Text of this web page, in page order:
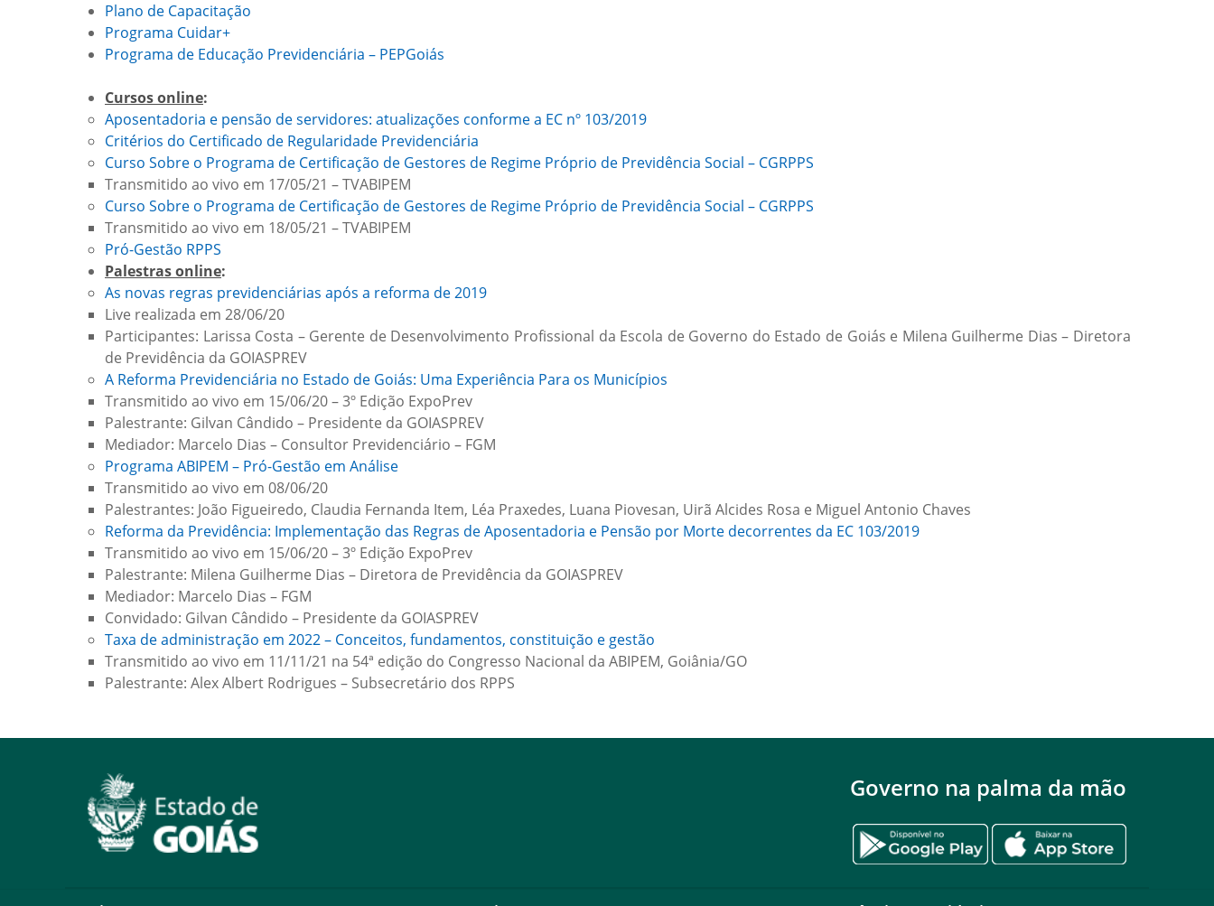
Plano de Capacitação
Programa Cuidar+
Programa de Educação Previdenciária – PEPGoiás
Cursos online:
Aposentadoria e pensão de servidores: atualizações conforme a EC nº 103/2019
Critérios do Certificado de Regularidade Previdenciária
Curso Sobre o Programa de Certificação de Gestores de Regime Próprio de Previdência Social – CGRPPS
Transmitido ao vivo em 17/05/21 – TVABIPEM
Curso Sobre o Programa de Certificação de Gestores de Regime Próprio de Previdência Social – CGRPPS
Transmitido ao vivo em 18/05/21 – TVABIPEM
Pró-Gestão RPPS
Palestras online:
As novas regras previdenciárias após a reforma de 2019
Live realizada em 28/06/20
Participantes: Larissa Costa – Gerente de Desenvolvimento Profissional da Escola de Governo do Estado de Goiás e Milena Guilherme Dias – Diretora
de Previdência da GOIASPREV
A Reforma Previdenciária no Estado de Goiás: Uma Experiência Para os Municípios
Transmitido ao vivo em 15/06/20 – 3º Edição ExpoPrev
Palestrante: Gilvan Cândido – Presidente da GOIASPREV
Mediador: Marcelo Dias – Consultor Previdenciário – FGM
Programa ABIPEM – Pró-Gestão em Análise
Transmitido ao vivo em 08/06/20
Palestrantes: João Figueiredo, Claudia Fernanda Item, Léa Praxedes, Luana Piovesan, Uirã Alcides Rosa e Miguel Antonio Chaves
Reforma da Previdência: Implementação das Regras de Aposentadoria e Pensão por Morte decorrentes da EC 103/2019
Transmitido ao vivo em 15/06/20 – 3º Edição ExpoPrev
Palestrante: Milena Guilherme Dias – Diretora de Previdência da GOIASPREV
Mediador: Marcelo Dias – FGM
Convidado: Gilvan Cândido – Presidente da GOIASPREV
Taxa de administração em 2022 – Conceitos, fundamentos, constituição e gestão
Transmitido ao vivo em 11/11/21 na 54ª edição do Congresso Nacional da ABIPEM, Goiânia/GO
Palestrante: Alex Albert Rodrigues – Subsecretário dos RPPS
Governo na palma da mão